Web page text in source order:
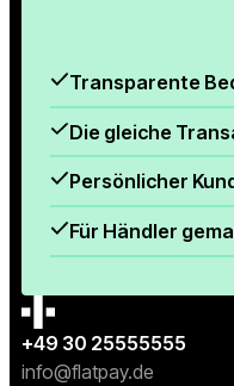
Transparente
Die gleiche
Persönlicher
Für Händler
+49 30 25555555
info@flatpay.de